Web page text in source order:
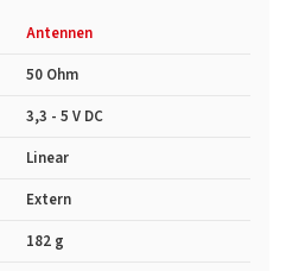
Antennen
50 Ohm
3,3 - 5 V DC
Linear
Extern
182 g